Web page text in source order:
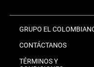
GRUPO EL
CONTÁCTANOS
TÉRMINOS Y